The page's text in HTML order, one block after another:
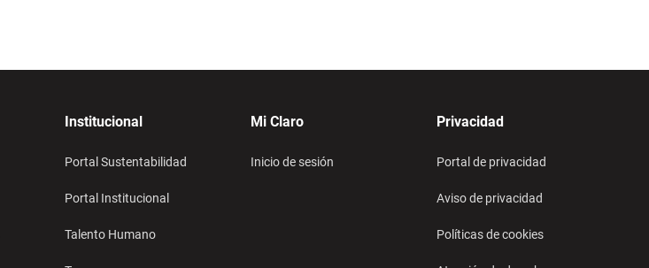
Institucional
Portal Sustentabilidad
Portal Institucional
Talento Humano
Mi Claro
Inicio de sesión
Privacidad
Portal de privacidad
Aviso de privacidad
Políticas de cookies